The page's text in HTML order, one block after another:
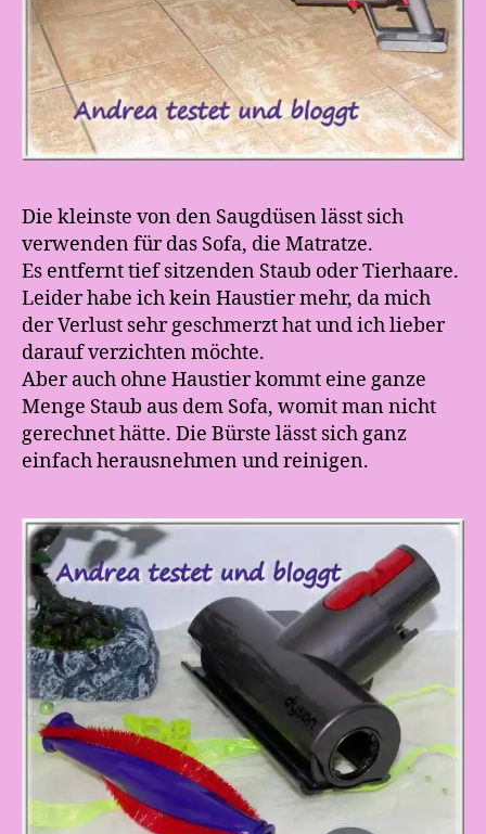
Die kleinste von den Saugdüsen lässt sich
verwenden für das Sofa, die Matratze.
Es entfernt tief sitzenden Staub oder Tierhaare.
Leider habe ich kein Haustier mehr, da mich
der Verlust sehr geschmerzt hat und ich lieber
darauf verzichten möchte.
Aber auch ohne Haustier kommt eine ganze
Menge Staub aus dem Sofa, womit man nicht
gerechnet hätte. Die Bürste lässt sich ganz
einfach herausnehmen und reinigen.